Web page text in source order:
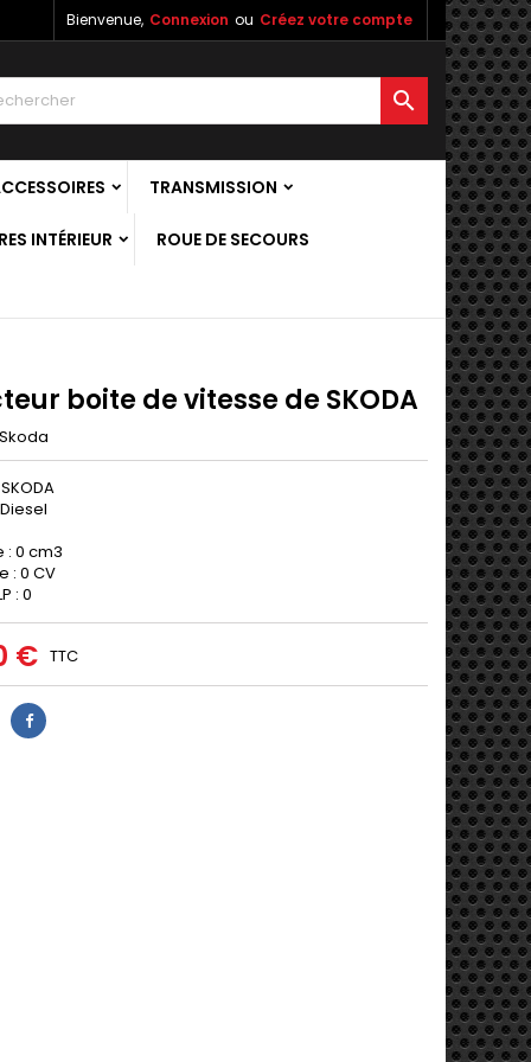
Bienvenue, Connexion ou Créez votre compte

TRANSMISSION
INTÉRIEUR ROUE DE SECOURS
boite de vitesse de SKODA
Skoda
: 0 cm3
: 0 CV
: 0
€ TTC